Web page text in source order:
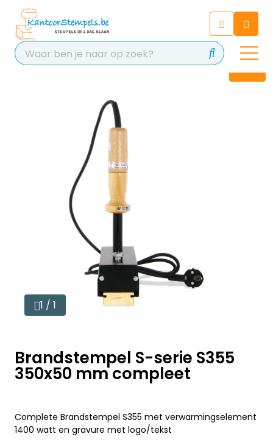
Chat 24/7 met onze chatbot
voor hulp
Contact
1 / 1
Brandstempel S-serie S355
350x50 mm compleet
Complete Brandstempel S355 met verwarmingselement
1400 watt en gravure met logo/tekst